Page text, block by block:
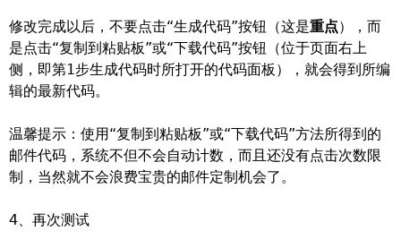
修改完成以后，不要点击“生成代码”按钮（这是重点），而
是点击“复制到粘贴板”或“下载代码”按钮（位于页面右上
侧，即第1步生成代码时所打开的代码面板），就会得到所编
辑的最新代码。
温馨提示：使用“复制到粘贴板”或“下载代码”方法所得到的
邮件代码，系统不但不会自动计数，而且还没有点击次数限
制，当然就不会浪费宝贵的邮件定制机会了。
4、再次测试